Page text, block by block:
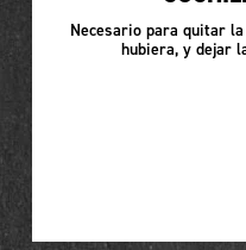
Necesario para quitar
hubiera, y dejar